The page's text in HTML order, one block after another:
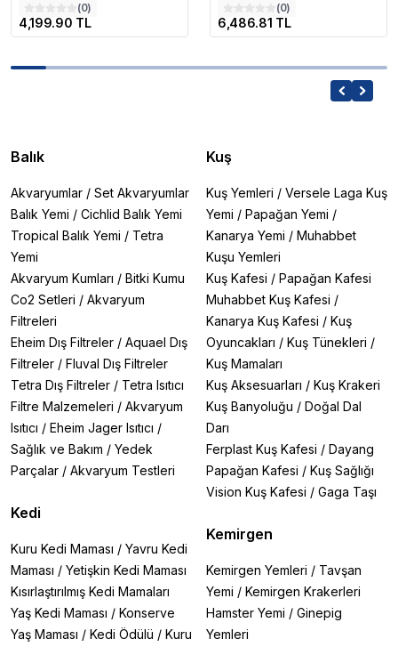
(0)
4,199.90 TL
(0)
6,486.81 TL
Balık
Akvaryumlar / Set Akvaryumlar
Balık Yemi / Cichlid Balık Yemi
Tropical Balık Yemi / Tetra
Yemi
Akvaryum Kumları / Bitki Kumu
Co2 Setleri / Akvaryum
Filtreleri
Eheim Dış Filtreler / Aquael Dış
Filtreler / Fluval Dış Filtreler
Tetra Dış Filtreler / Tetra Isıtıcı
Filtre Malzemeleri / Akvaryum
Isıtıcı / Eheim Jager Isıtıcı /
Sağlık ve Bakım / Yedek
Parçalar / Akvaryum Testleri
Kedi
Kuru Kedi Maması / Yavru Kedi
Maması / Yetişkin Kedi Maması
Kısırlaştırılmış Kedi Mamaları
Yaş Kedi Maması / Konserve
Yaş Maması / Kedi Ödülü / Kuru
Kuş
Kuş Yemleri / Versele Laga Kuş
Yemi / Papağan Yemi /
Kanarya Yemi / Muhabbet
Kuşu Yemleri
Kuş Kafesi / Papağan Kafesi
Muhabbet Kuş Kafesi /
Kanarya Kuş Kafesi / Kuş
Oyuncakları / Kuş Tünekleri /
Kuş Mamaları
Kuş Aksesuarları / Kuş Krakeri
Kuş Banyoluğu / Doğal Dal
Darı
Ferplast Kuş Kafesi / Dayang
Papağan Kafesi / Kuş Sağlığı
Vision Kuş Kafesi / Gaga Taşı
Kemirgen
Kemirgen Yemleri / Tavşan
Yemi / Kemirgen Krakerleri
Hamster Yemi / Ginepig
Yemleri